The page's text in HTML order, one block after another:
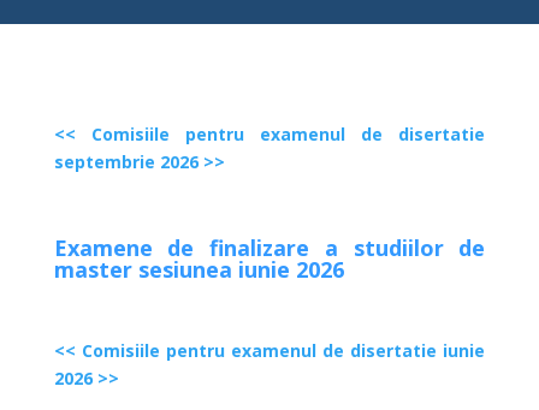
<< Comisiile pentru examenul de disertatie
septembrie 2026 >>
Examene de finalizare a studiilor de
master sesiunea iunie 2026
<< Comisiile pentru examenul de disertatie iunie
2026 >>